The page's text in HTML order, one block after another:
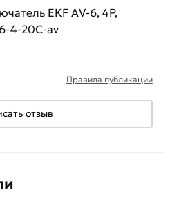
EKF AV-6, 4P,
4-20C-av
Правила публикации
отзыв